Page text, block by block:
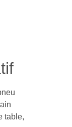
table,